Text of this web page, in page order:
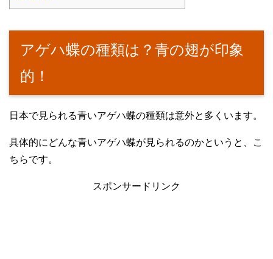
アゲハ蝶の種類は？青の翅が印象
的！
日本で見られる青いアゲハ蝶の種類は意外と多くいます。
具体的にどんな青いアゲハ蝶が見られるのかというと、こ
ちらです。
スポンサードリンク